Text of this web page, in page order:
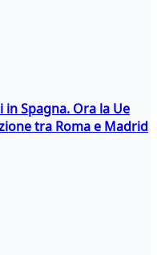
Spagna. Ora la Ue
tra Roma e Madrid